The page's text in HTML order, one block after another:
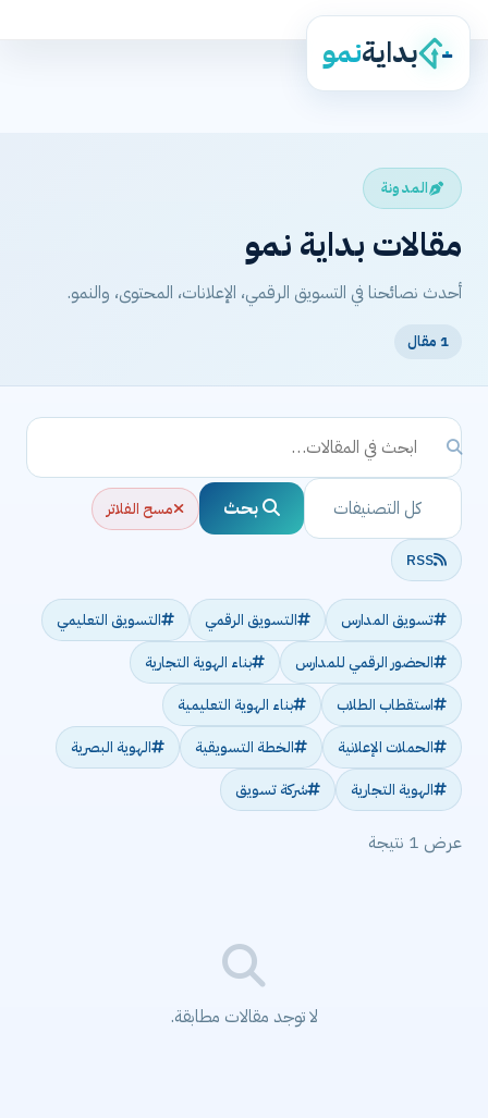
بدايةنمو
المدونة
مقالات بداية نمو
أحدث نصائحنا في التسويق الرقمي، الإعلانات، المحتوى، والنمو.
1 مقال
بحث مسح الفلاتر
RSS
تسويق المدارس التسويق الرقمي
التسويق التعليمي
الحضور الرقمي للمدارس
بناء الهوية التجارية
استقطاب الطلاب
بناء الهوية التعليمية
الحملات الإعلانية
الخطة التسويقية
الهوية البصرية
الهوية التجارية
شركة تسويق
عرض 1 نتيجة
لا توجد مقالات مطابقة.